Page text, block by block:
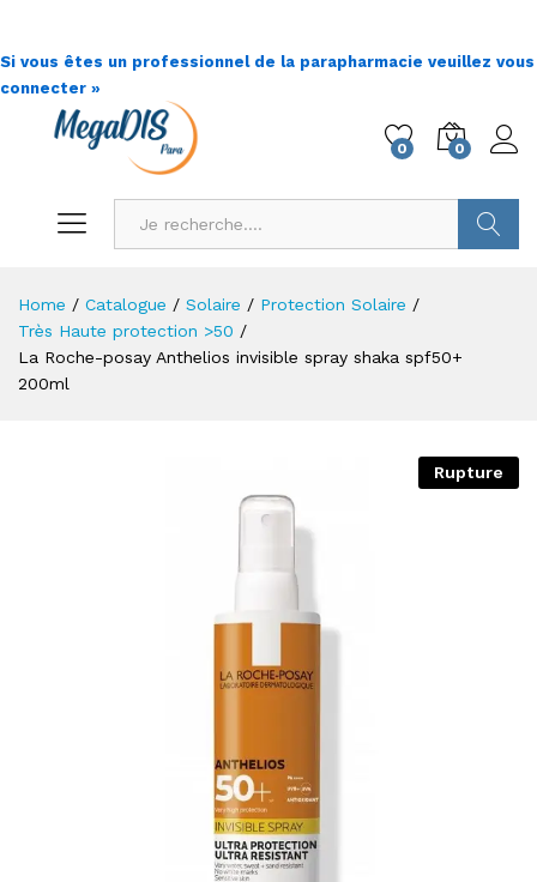
Si vous êtes un professionnel de la parapharmacie veuillez vous
connecter »
0 0
Home / Catalogue / Solaire / Protection Solaire /
Très Haute protection >50 /
La Roche-posay Anthelios invisible spray shaka spf50+
200ml
Rupture